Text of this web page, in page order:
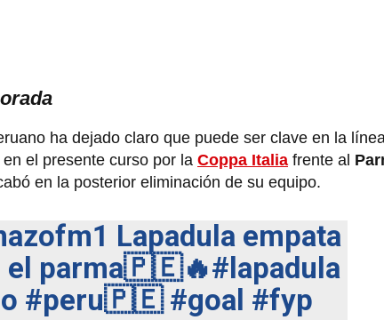
ha dejado claro que puede ser clave en la
el presente curso por la Coppa Italia frente al
en la posterior eliminación de su equipo.
Lapadula empata
el parma🇵🇪🔥#lapadula
#peru🇵🇪 #goal #fyp